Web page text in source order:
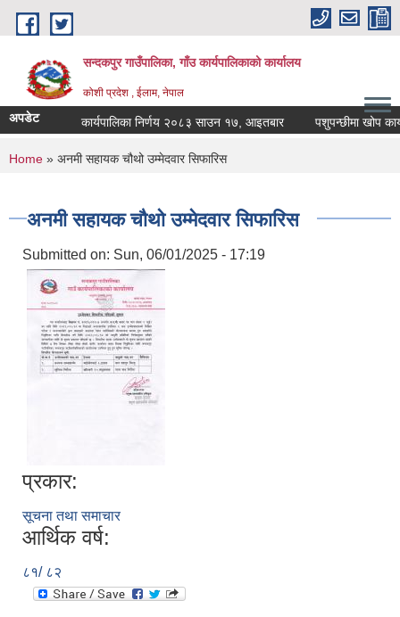
Skip to main content
सन्दकपुर गाउँपालिका, गाँउ कार्यपालिकाको कार्यालय
कोशी प्रदेश , ईलाम, नेपाल
अपडेट कार्यपालिका निर्णय २०८३ साउन १७, आइतबार पशुपन्छीमा खोप
You are here
Home » अनमी सहायक चौथो उम्मेदवार सिफारिस
अनमी सहायक चौथो उम्मेदवार सिफारिस
Submitted on: Sun, 06/01/2025 - 17:19
प्रकार:
सूचना तथा समाचार
आर्थिक वर्ष:
८१/ ८२